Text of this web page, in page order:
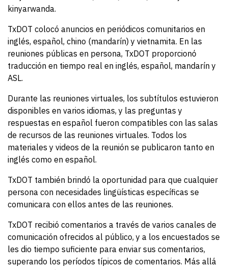
kinyarwanda.
TxDOT colocó anuncios en periódicos comunitarios en
inglés, español, chino (mandarín) y vietnamita. En las
reuniones públicas en persona, TxDOT proporcionó
traducción en tiempo real en inglés, español, mandarín y
ASL.
Durante las reuniones virtuales, los subtítulos estuvieron
disponibles en varios idiomas, y las preguntas y
respuestas en español fueron compatibles con las salas
de recursos de las reuniones virtuales. Todos los
materiales y videos de la reunión se publicaron tanto en
inglés como en español.
TxDOT también brindó la oportunidad para que cualquier
persona con necesidades lingüísticas específicas se
comunicara con ellos antes de las reuniones.
TxDOT recibió comentarios a través de varios canales de
comunicación ofrecidos al público, y a los encuestados se
les dio tiempo suficiente para enviar sus comentarios,
superando los períodos típicos de comentarios. Más allá